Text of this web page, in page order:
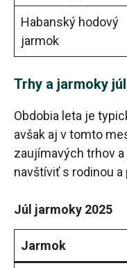
Habanský hodový
jarmok
Trhy a jarmoky júl
Obdobia leta je
avšak aj v tomto
zaujímavých trhov
navštíviť s rodinou
Júl jarmoky 2025
Jarmok